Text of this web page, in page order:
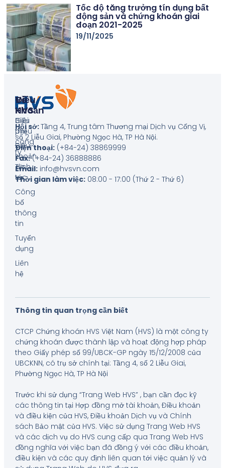
Tốc độ tăng trưởng tín dụng bất
động sản và chứng khoán giai
đoạn 2021-2025
19/11/2025
Hội sở:Tầng 4, Trung tâm Thương mại Dịch vụ Cống Vị,
số 2 Liễu Giai, Phường Ngọc Hà, TP Hà Nội.
Điện thoại:(+84-24) 38869999
Fax:(+84-24) 36888886
Email:info@hvsvn.com
Thời gian làm việc:08:00 - 17:00 (Thứ 2 - Thứ 6)
Về
HVS
Giới
thiệu
công
ty
Tin
tức
Công
bố
thông
tin
Tuyển
dụng
Liên
hệ
Điều
Khoản
Biểu
phí
Điều
khoản
dịch
vụ
Thông tin quan trọng cần biết
CTCP Chứng khoán HVS Việt Nam (HVS) là một công ty
chứng khoán được thành lập và hoạt động hợp pháp
theo Giấy phép số 99/UBCK-GP ngày 15/12/2008 của
UBCKNN, có trụ sở chính tại: Tầng 4, số 2 Liễu Giai,
Phường Ngọc Hà, TP Hà Nội
Trước khi sử dụng “Trang Web HVS” , bạn cần đọc kỹ
các thông tin tại Hợp đồng mở tài khoản, Điều khoản
và điều kiện của HVS, Điều khoản Dịch vụ và Chính
sách Bảo mật của HVS. Việc sử dụng Trang Web HVS
và các dịch vụ do HVS cung cấp qua Trang Web HVS
đồng nghĩa với việc bạn đã đồng ý với các điều khoản,
điều kiện và các quy định liên quan tới việc quản lý và